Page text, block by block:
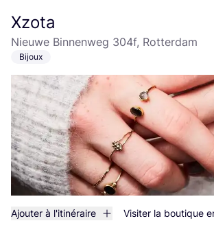
Xzota
Nieuwe Binnenweg 304f, Rotterdam
Bijoux
Ajouter à l'itinéraire Visiter la boutique